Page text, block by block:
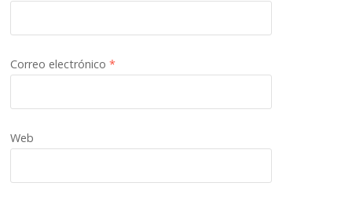
Correo electrónico*
Web